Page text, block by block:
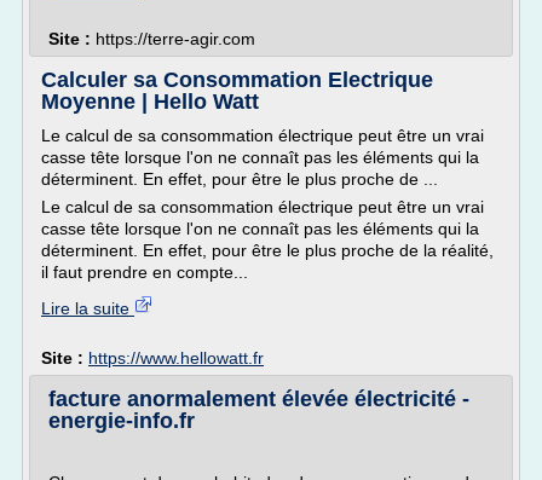
Site : https://terre-agir.com
Calculer sa Consommation Electrique
Moyenne | Hello Watt
Le calcul de sa consommation électrique peut être un vrai
casse tête lorsque l'on ne connaît pas les éléments qui la
déterminent. En effet, pour être le plus proche de ...
Le calcul de sa consommation électrique peut être un vrai
casse tête lorsque l'on ne connaît pas les éléments qui la
déterminent. En effet, pour être le plus proche de la réalité,
il faut prendre en compte...
Lire la suite
Site : https://www.hellowatt.fr
facture anormalement élevée électricité -
energie-info.fr